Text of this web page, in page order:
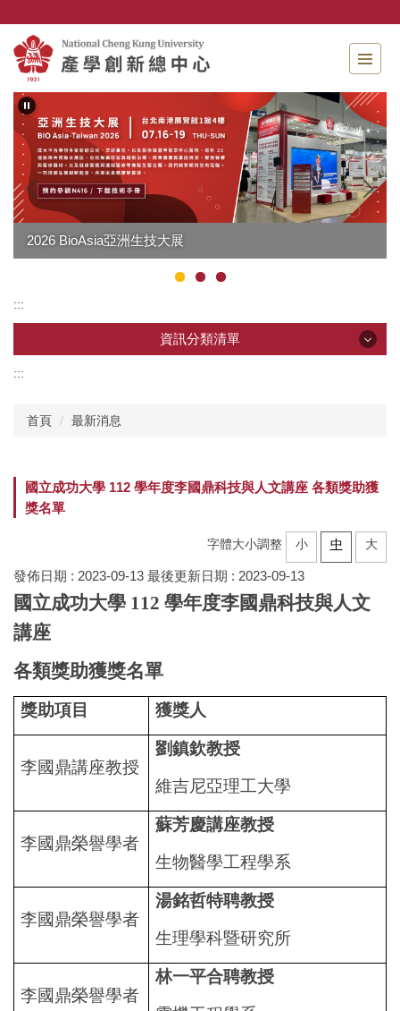
主
要
容
:::
資訊分類清單
所屬研究中心
研發技術推薦
計畫申辦
加速器
數位課程
法規規章
:::
首頁 最新消息
國立成功大學 112 學年度李國鼎科技與人文講座 各類獎助獲
獎名單
字體大小調整 小 中 大
發佈日期 : 2023-09-13 最後更新日期 : 2023-09-13
國立成功大學 112 學年度李國鼎科技與人文
講座
各類獎助獲獎名單
獎助項目 獲獎人
李國鼎講座教授
劉鎮欽教授
維吉尼亞理工大學
李國鼎榮譽學者
蘇芳慶講座教授
生物醫學工程學系
李國鼎榮譽學者
湯銘哲特聘教授
生理學科暨研究所
李國鼎榮譽學者
林一平合聘教授